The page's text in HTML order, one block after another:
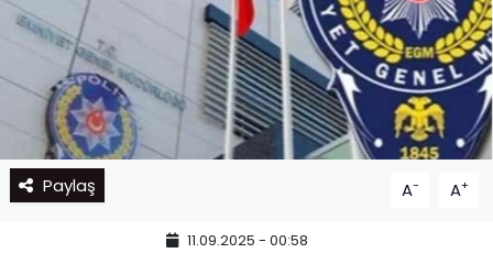
Paylaş A- A+
11.09.2025 - 00:58